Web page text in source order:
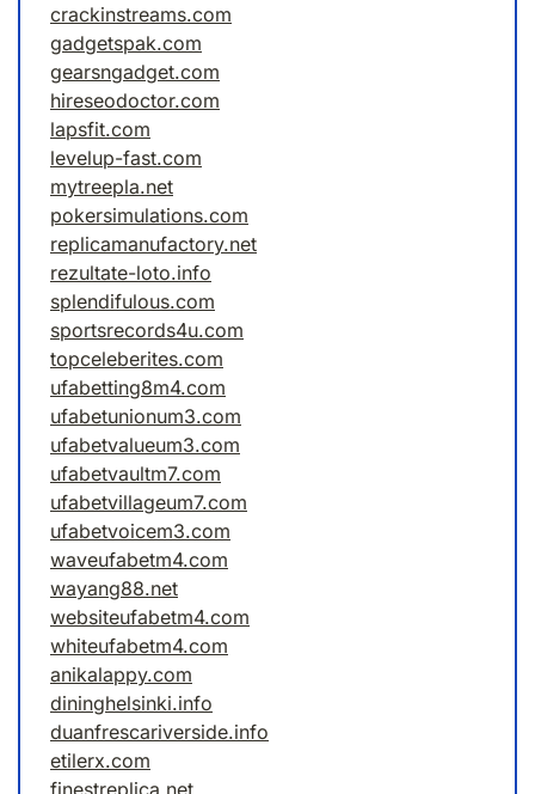
crackinstreams.com
gadgetspak.com
gearsngadget.com
hireseodoctor.com
lapsfit.com
levelup-fast.com
mytreepla.net
pokersimulations.com
replicamanufactory.net
rezultate-loto.info
splendifulous.com
sportsrecords4u.com
topceleberites.com
ufabetting8m4.com
ufabetunionum3.com
ufabetvalueum3.com
ufabetvaultm7.com
ufabetvillageum7.com
ufabetvoicem3.com
waveufabetm4.com
wayang88.net
websiteufabetm4.com
whiteufabetm4.com
anikalappy.com
dininghelsinki.info
duanfrescariverside.info
etilerx.com